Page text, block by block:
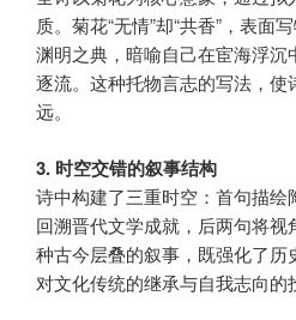
质。菊花“无情”却“共香”，表面
渊明之典，暗喻自己在宦海浮沉
逐流。这种托物言志的写法，使
远。
3. 时空交错的叙事结构
诗中构建了三重时空：首句描绘
回溯晋代文学成就，后两句将
种古今层叠的叙事，既强化了历
对文化传统的继承与自我志向的